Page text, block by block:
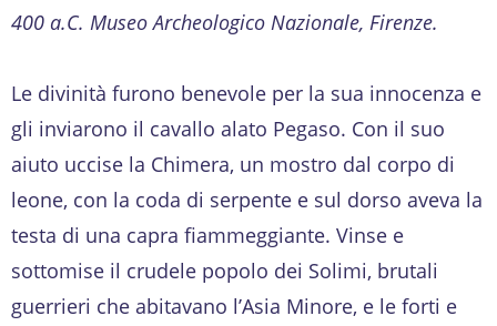
400 a.C. Museo Archeologico Nazionale, Firenze.
Le divinità furono benevole per la sua innocenza e
gli inviarono il cavallo alato Pegaso. Con il suo
aiuto uccise la Chimera, un mostro dal corpo di
leone, con la coda di serpente e sul dorso aveva la
testa di una capra fiammeggiante. Vinse e
sottomise il crudele popolo dei Solimi, brutali
guerrieri che abitavano l’Asia Minore, e le forti e